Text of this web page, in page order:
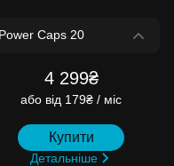
4 299₴
або від 179₴ / міс
Купити
Детальніше